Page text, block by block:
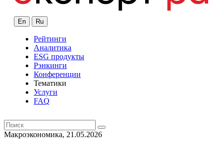
En Ru
Рейтинги
Аналитика
ESG продукты
Рэнкинги
Конференции
Тематики
Услуги
FAQ
Макроэкономика, 21.05.2026